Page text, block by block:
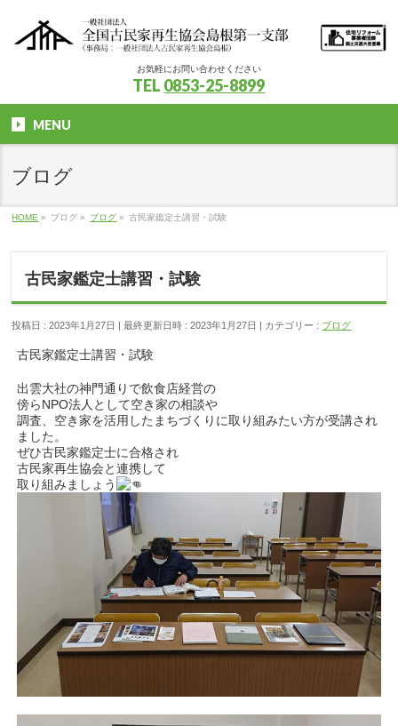
お気軽にお問い合わせください
TEL 0853-25-8899
MENU
ブログ
HOME » ブログ » ブログ » 古民家鑑定士講習・試験
古民家鑑定士講習・試験
投稿日 : 2023年1月27日 最終更新日時 : 2023年1月27日 カテゴリー : ブログ
古民家鑑定士講習・試験
出雲大社の神門通りで飲食店経営の
傍らNPO法人として空き家の相談や
調査、空き家を活用したまちづくりに取り組みたい方が受講され
ました。
ぜひ古民家鑑定士に合格され
古民家再生協会と連携して
取り組みましょう